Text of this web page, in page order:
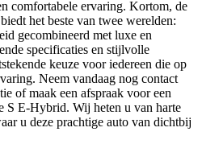
comfortabele ervaring. Kortom, de
het beste van twee werelden:
gecombineerd met luxe en
specificaties en stijlvolle
keuze voor iedereen die op
Neem vandaag nog contact
of maak een afspraak voor een
S E-Hybrid. Wij heten u van harte
u deze prachtige auto van dichtbij